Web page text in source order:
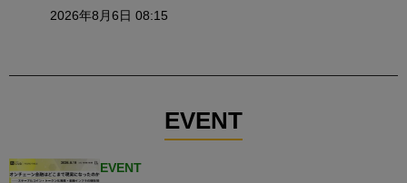
2026年8月6日 08:15
EVENT
EVENT